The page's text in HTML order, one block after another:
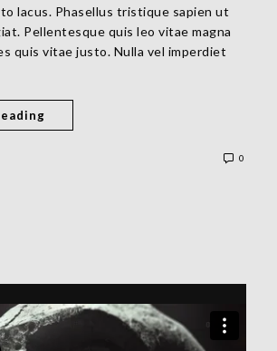
lacus. Phasellus tristique sapien ut
Pellentesque quis leo vitae magna
quis vitae justo. Nulla vel imperdiet
0